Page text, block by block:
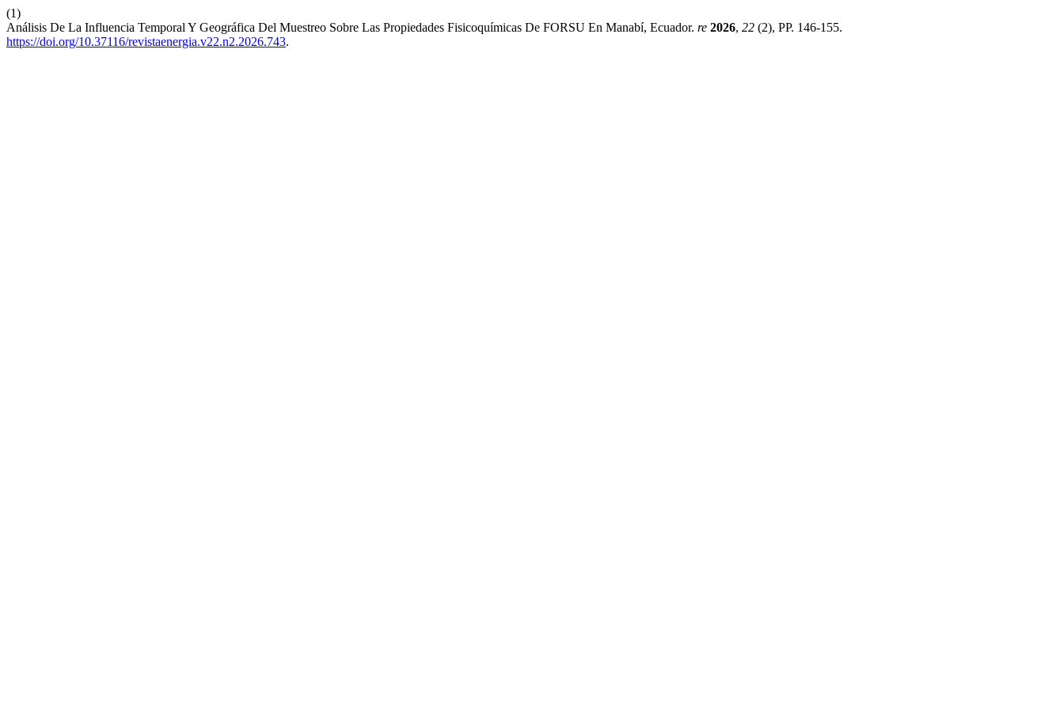
(1)
Análisis De La Influencia Temporal Y Geográfica Del Muestreo Sobre Las Propiedades Fisicoquímicas De FORSU En Manabí, Ecuador. re 2026, 22 (2), PP. 146-155.
https://doi.org/10.37116/revistaenergia.v22.n2.2026.743.